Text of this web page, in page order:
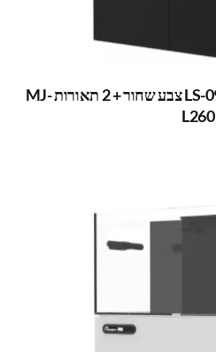
אקווריום לגון חכם דגם LS-090B צבע שחור + 2 תאורות MJ-
L260